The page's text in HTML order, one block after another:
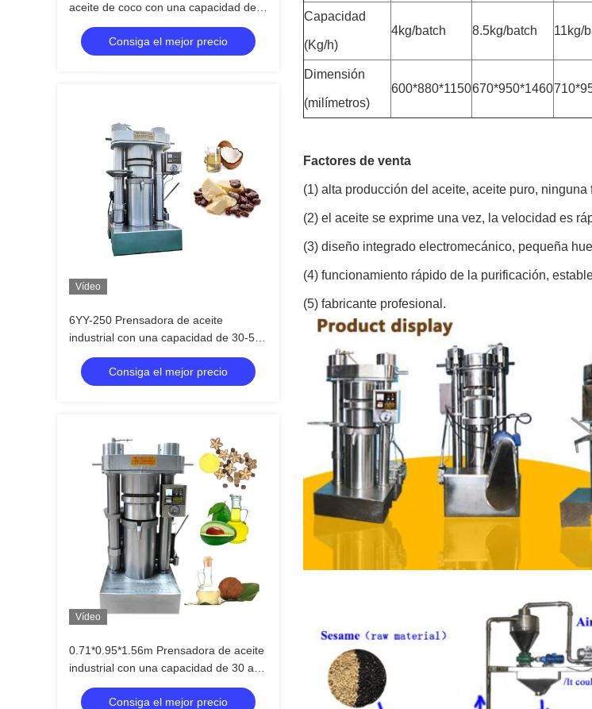
aceite de coco con una capacidad de
1230 kg y una capacidad de lote de 13
kg por loteConsiga el mejor precio
Vídeo
6YY-250 Prensadora de aceite
industrial con una capacidad de 30-50
kg/h y tensión de fase única / 3 fases
Consiga el mejor precio
Vídeo
0.71*0.95*1.56m Prensadora de aceite
industrial con una capacidad de 30 a
50 kg/h
Consiga el mejor precio
Capacidad
(Kg/h)
4kg/batch 8.5kg/batch 11kg/
Dimensión
(milímetros)
600*880*1150670*950*1460
Factores de venta
(1) alta producción del aceite, aceite puro, ninguna
(2) el aceite se exprime una vez, la velocidad es
(3) diseño integrado electromecánico, pequeña
(4) funcionamiento rápido de la purificación,
(5) fabricante profesional.